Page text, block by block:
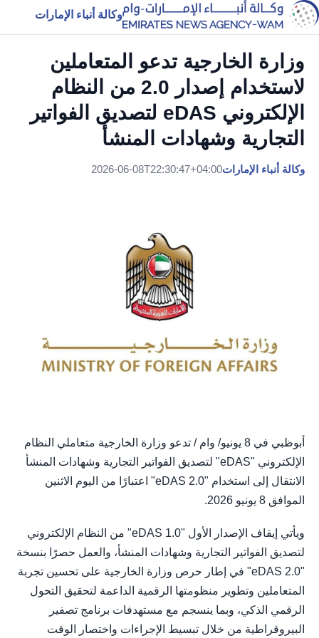
وكالة أنباء الإمارات
وزارة الخارجية تدعو المتعاملين
لاستخدام إصدار 2.0 من النظام
الإلكتروني eDAS لتصديق الفواتير
التجارية وشهادات المنشأ
وكالة أنباء الإمارات2026-06-08T22:30:47+04:00
أبوظبي في 8 يونيو/ وام / تدعو وزارة الخارجية متعاملي النظام
الإلكتروني "eDAS" لتصديق الفواتير التجارية وشهادات المنشأ
الانتقال إلى استخدام "eDAS 2.0" اعتبارًا من اليوم الاثنين
الموافق 8 يونيو 2026.
ويأتي إيقاف الإصدار الأول "eDAS 1.0" من النظام الإلكتروني
لتصديق الفواتير التجارية وشهادات المنشأ، والعمل حصرًا بنسخة
"eDAS 2.0" في إطار حرص وزارة الخارجية على تحسين تجربة
المتعاملين وتطوير منظومتها الرقمية الداعمة لتحقيق التحول
الرقمي الذكي، وبما ينسجم مع مستهدفات برنامج تصفير
البيروقراطية من خلال تبسيط الإجراءات واختصار الوقت